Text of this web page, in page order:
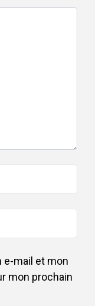
e-mail et mon
mon prochain